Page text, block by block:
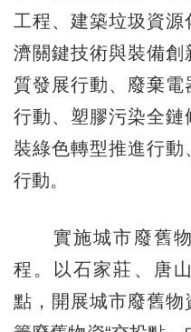
工程、建築垃圾資
濟關鍵技術與裝備創
質發展行動、廢棄
行動、塑膠污染全
裝綠色轉型推進行動
行動。
實施城市廢舊物
程。以石家莊、唐
點，開展城市廢舊